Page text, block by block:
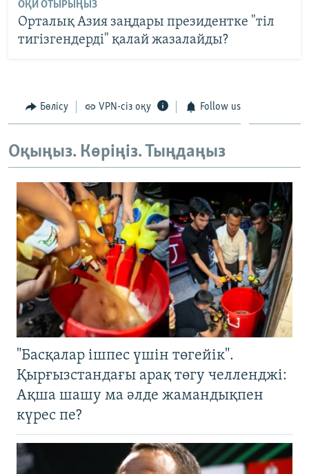
ОҚИ ОТЫРЫҢЫЗ
Орталық Азия заңдары президентке "тіл
тигізгендерді" қалай жазалайды?
Бөлісу VPN-сіз оқу Follow us
Оқыңыз. Көріңіз. Тыңдаңыз
"Басқалар ішпес үшін төгейік".
Қырғызстандағы арақ төгу челленджі:
Ақша шашу ма әлде жамандықпен
күрес пе?